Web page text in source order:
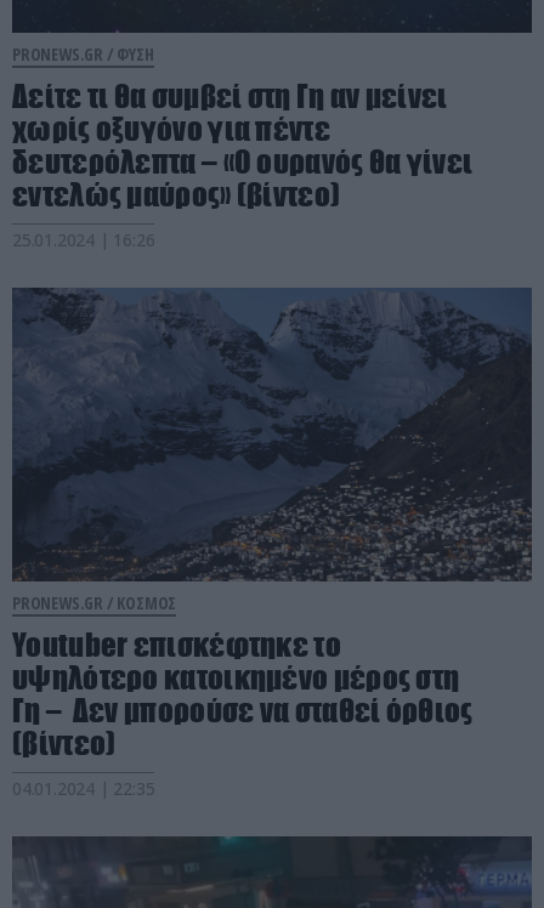
PRONEWS.GR / ΦΥΣΗ
Δείτε τι θα συμβεί στη Γη αν μείνει
χωρίς οξυγόνο για πέντε
δευτερόλεπτα – «Ο ουρανός θα γίνει
εντελώς μαύρος» (βίντεο)
25.01.2024 | 16:26
PRONEWS.GR / ΚΟΣΜΟΣ
Youtuber επισκέφτηκε το
υψηλότερο κατοικημένο μέρος στη
Γη – Δεν μπορούσε να σταθεί όρθιος
(βίντεο)
04.01.2024 | 22:35